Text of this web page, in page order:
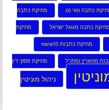
כתבה וואי נט מחיקת כתבה
כתבה מגוגל ישראל מחיקת
מחיקת כתבות nana10
מהארץ ומחו”ל מחיקת פסקי דין
ניהול מוניטין